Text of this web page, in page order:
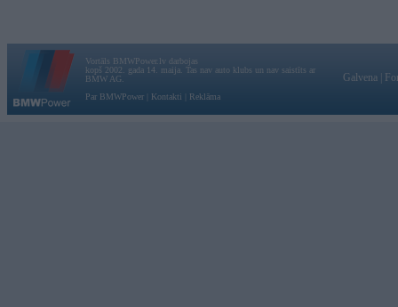
Vortāls BMWPower.lv darbojas
kopš 2002. gada 14. maija. Tas nav auto klubs un nav saistīts ar
BMW AG.
Par BMWPower
Kontakti Reklāma
Galvena